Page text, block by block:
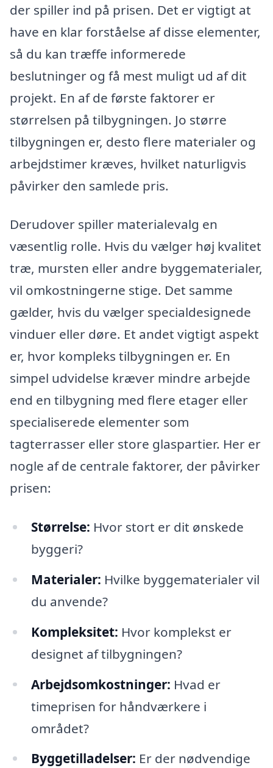
der spiller ind på prisen. Det er vigtigt at
have en klar forståelse af disse elementer,
så du kan træffe informerede
beslutninger og få mest muligt ud af dit
projekt. En af de første faktorer er
størrelsen på tilbygningen. Jo større
tilbygningen er, desto flere materialer og
arbejdstimer kræves, hvilket naturligvis
påvirker den samlede pris.
Derudover spiller materialevalg en
væsentlig rolle. Hvis du vælger høj kvalitet
træ, mursten eller andre byggematerialer,
vil omkostningerne stige. Det samme
gælder, hvis du vælger specialdesignede
vinduer eller døre. Et andet vigtigt aspekt
er, hvor kompleks tilbygningen er. En
simpel udvidelse kræver mindre arbejde
end en tilbygning med flere etager eller
specialiserede elementer som
tagterrasser eller store glaspartier. Her er
nogle af de centrale faktorer, der påvirker
prisen:
Størrelse: Hvor stort er dit ønskede
byggeri?
Materialer: Hvilke byggematerialer vil
du anvende?
Kompleksitet: Hvor komplekst er
designet af tilbygningen?
Arbejdsomkostninger: Hvad er
timeprisen for håndværkere i
området?
Byggetilladelser: Er der nødvendige